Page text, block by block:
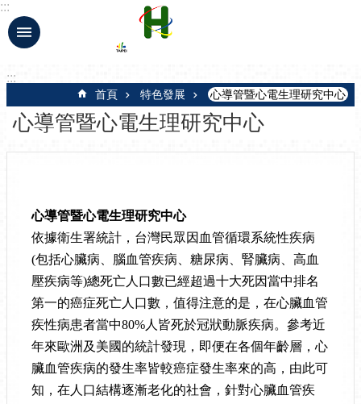
跳到主要內容區塊
:::
:::
首頁 特色發展 心導管暨心電生理研究中心
心導管暨心電生理研究中心
心導管暨心電生理研究中心
依據衛生署統計，台灣民眾因血管循環系統性疾病
(包括心臟病、腦血管疾病、糖尿病、腎臟病、高血
壓疾病等)總死亡人口數已經超過十大死因當中排名
第一的癌症死亡人口數，值得注意的是，在心臟血管
疾性病患者當中80%人皆死於冠狀動脈疾病。參考近
年來歐洲及美國的統計發現，即便在各個年齡層，心
臟血管疾病的發生率皆較癌症發生率來的高，由此可
知，在人口結構逐漸老化的社會，針對心臟血管疾